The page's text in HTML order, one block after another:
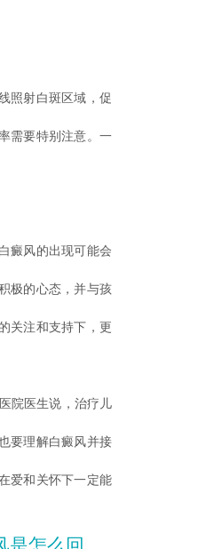
照射白斑区域，促
需要特别注意。一
癜风的出现可能会
极的心态，并与孩
关注和支持下，更
院医生说，治疗儿
要理解白癜风并接
爱和关怀下一定能